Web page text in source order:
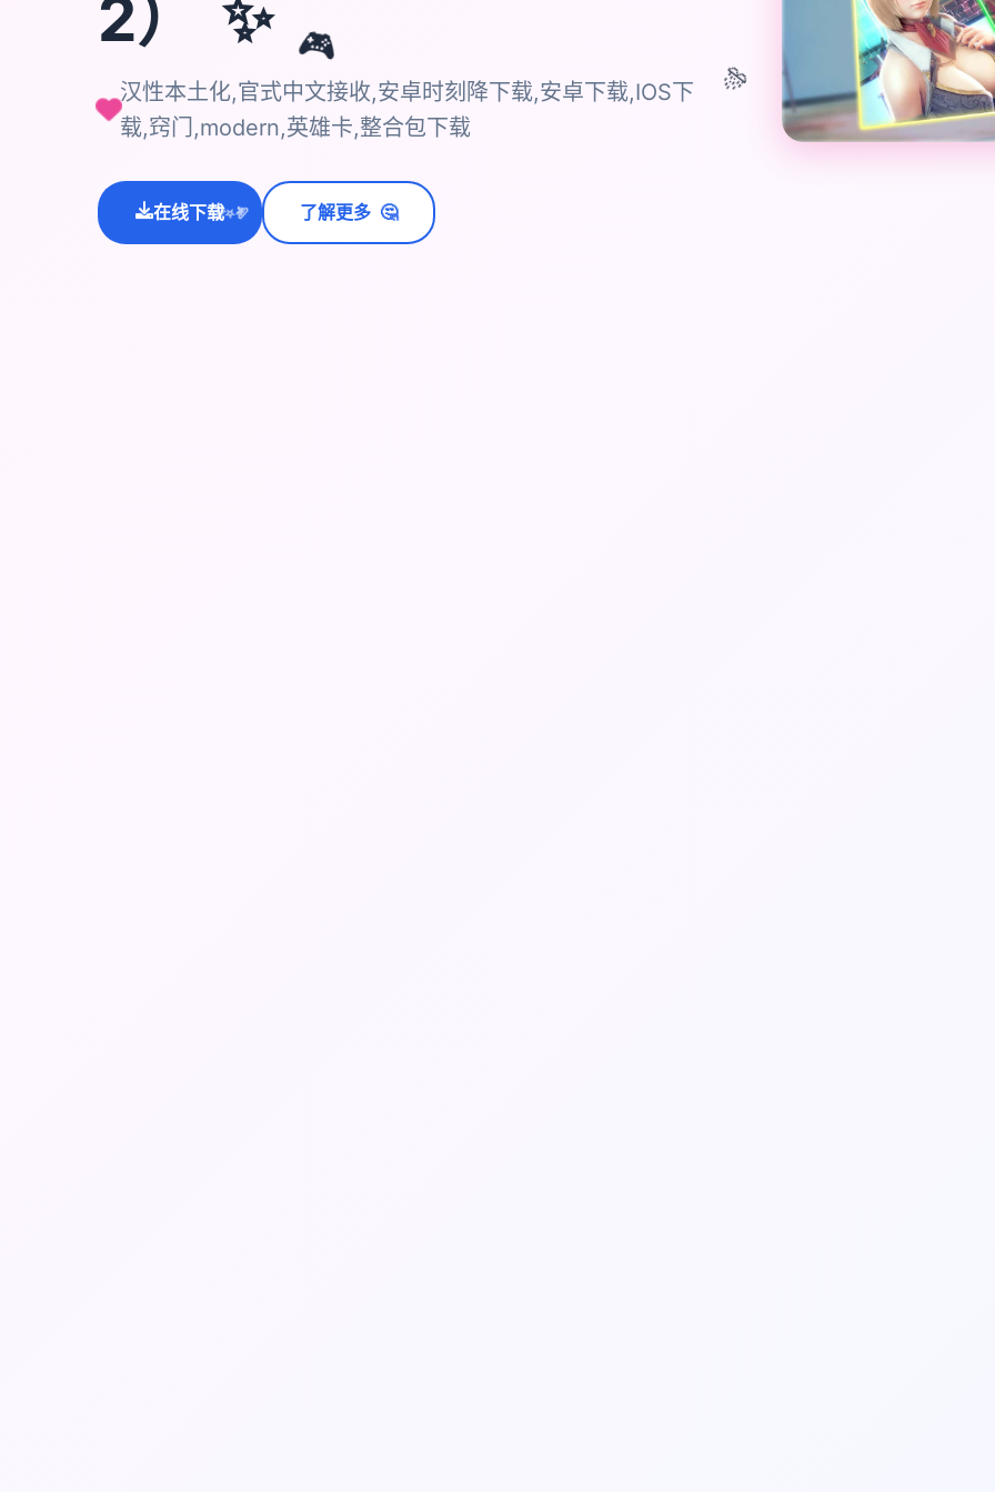
🎮
2） ✨
汉性本土化,官式中文接收,安卓时刻降下载,安卓下载,IOS下
载,窍门,modern,英雄卡,整合包下载
在线下载
✨⭐
💫 了解更多 🤔
🎊